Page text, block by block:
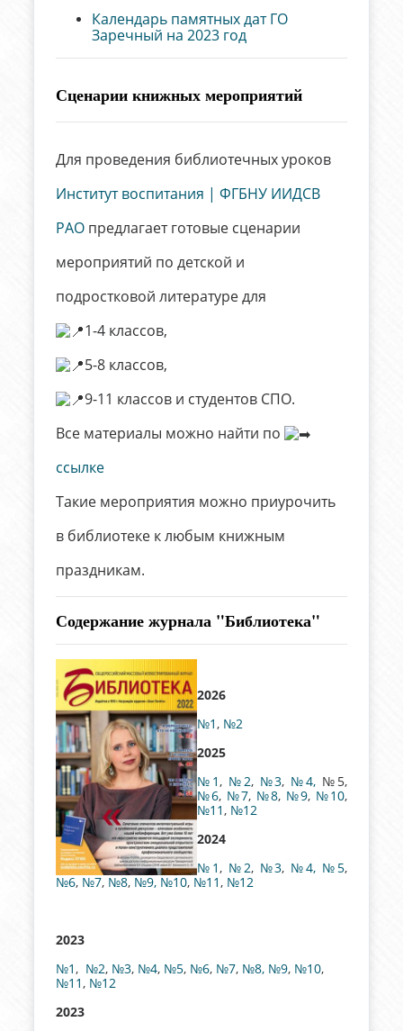
Календарь памятных дат ГО
Заречный на 2023 год
Сценарии книжных мероприятий
Для проведения библиотечных уроков
Институт воспитания | ФГБНУ ИИДСВ
РАО предлагает готовые сценарии
мероприятий по детской и
подростковой литературе для
1-4 классов,
5-8 классов,
9-11 классов и студентов СПО.
Все материалы можно найти по
ссылке
Такие мероприятия можно приурочить
в библиотеке к любым книжным
праздникам.
Содержание журнала "Библиотека"
2026
№1, №2
2025
№1, №2, №3, №4, №5,
№6, №7, №8, №9, №10,
№11, №12
2024
№1, №2, №3, №4, №5,
№6, №7, №8, №9, №10, №11, №12
2023
№1, №2, №3, №4, №5, №6, №7, №8, №9, №10,
№11, №12
2023